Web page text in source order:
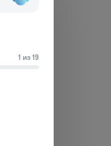
1 из 19